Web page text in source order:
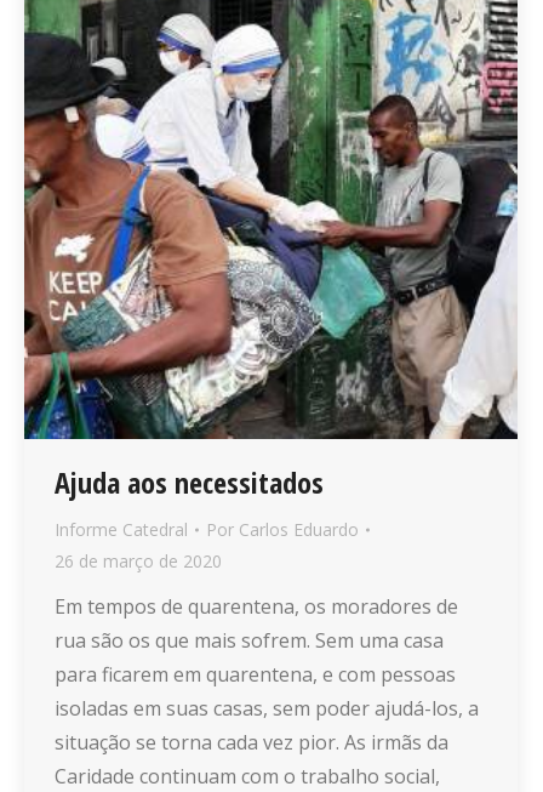
Ajuda aos necessitados
Informe Catedral Por Carlos Eduardo
26 de março de 2020
Em tempos de quarentena, os moradores de
rua são os que mais sofrem. Sem uma casa
para ficarem em quarentena, e com pessoas
isoladas em suas casas, sem poder ajudá-los, a
situação se torna cada vez pior. As irmãs da
Caridade continuam com o trabalho social,